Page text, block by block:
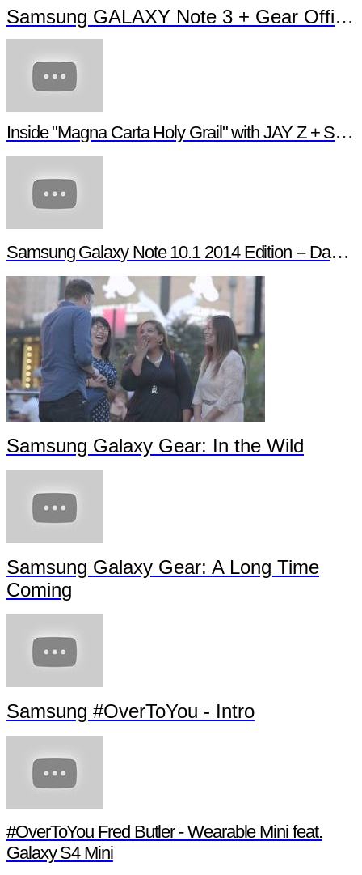
Samsung GALAXY Note 3 + Gear Official TVC
Inside "Magna Carta Holy Grail" with JAY Z + Samsung
Samsung Galaxy Note 10.1 2014 Edition -- Day in the Life
Samsung Galaxy Gear: In the Wild
Samsung Galaxy Gear: A Long Time
Coming
Samsung #OverToYou - Intro
#OverToYou Fred Butler - Wearable Mini feat.
Galaxy S4 Mini